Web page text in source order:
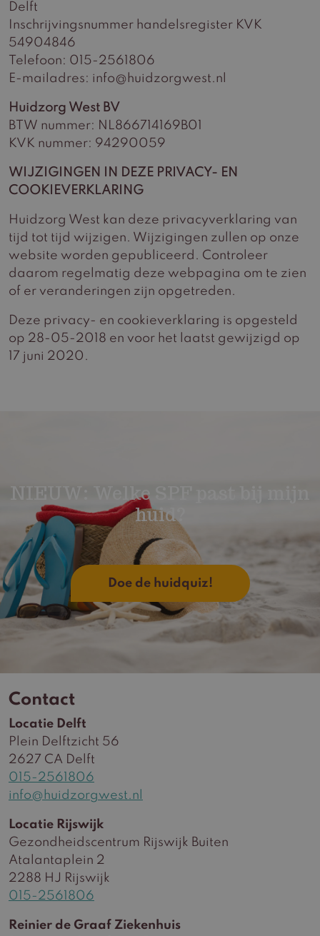
Delft
Inschrijvingsnummer handelsregister KVK
54904846
Telefoon: 015-2561806
E-mailadres: info@huidzorgwest.nl
Huidzorg West BV
BTW nummer: NL866714169B01
KVK nummer: 94290059
WIJZIGINGEN IN DEZE PRIVACY- EN
COOKIEVERKLARING
Huidzorg West kan deze privacyverklaring van
tijd tot tijd wijzigen. Wijzigingen zullen op onze
website worden gepubliceerd. Controleer
daarom regelmatig deze webpagina om te zien
of er veranderingen zijn opgetreden.
Deze privacy- en cookieverklaring is opgesteld
op 28-05-2018 en voor het laatst gewijzigd op
17 juni 2020.
NIEUW: Welke SPF past bij mijn
huid?
Doe de huidquiz!
Contact
Locatie Delft
Plein Delftzicht 56
2627 CA Delft
015-2561806
info@huidzorgwest.nl
Locatie Rijswijk
Gezondheidscentrum Rijswijk Buiten
Atalantaplein 2
2288 HJ Rijswijk
015-2561806
Reinier de Graaf Ziekenhuis